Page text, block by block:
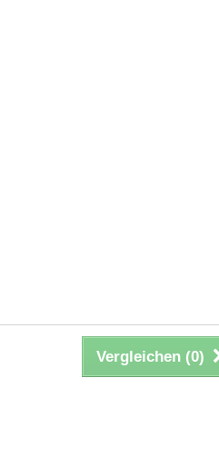
Vergleichen (0)